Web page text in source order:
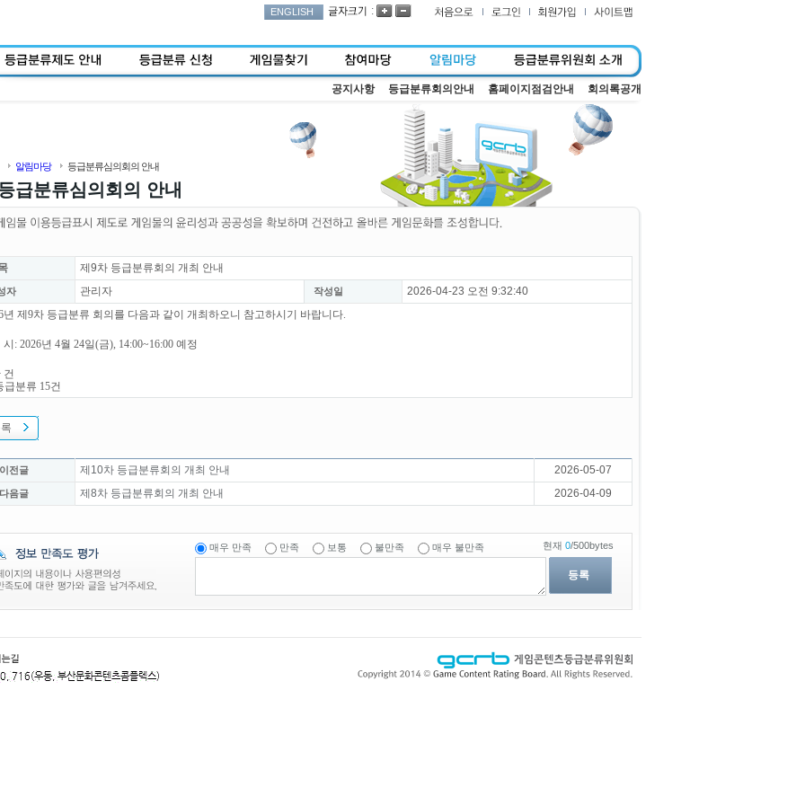
ENGLISH :
공지사항 등급분류회의안내 홈페이지점검안내 회의록공개
알림마당 등급분류심의회의 안내
급분류심의회의 안내
제9차 등급분류회의 개최 안내
자 관리자 작성일
2026-04-23 오전 9:32:40
년 제9차 등급분류 회의를 다음과 같이 개최하오니 참고하시기 바랍니다.
시: 2026년 4월 24일(금), 14:00~16:00 예정
건
분류 15건
전글 제10차 등급분류회의 개최 안내 2026-05-07
음글 제8차 등급분류회의 개최 안내 2026-04-09
매우 만족 만족 보통 불만족 매우 불만족
등록
현재 0/500bytes